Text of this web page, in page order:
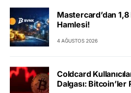
Mastercard’dan
Hamlesi!
4 AĞUSTOS 2026
Coldcard
Dalgası: Bitcoin’ler